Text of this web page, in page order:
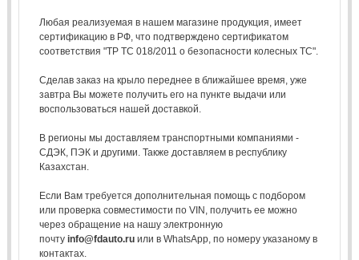
Любая реализуемая в нашем магазине продукция, имеет
сертификацию в РФ, что подтверждено сертификатом
соответствия "ТР ТС 018/2011 о безопасности колесных ТС".
Сделав заказ на крыло переднее в ближайшее время, уже
завтра Вы можете получить его на пункте выдачи или
воспользоваться нашей доставкой.
В регионы мы доставляем транспортными компаниями -
СДЭК, ПЭК и другими. Также доставляем в республику
Казахстан.
Если Вам требуется дополнительная помощь с подбором
или проверка совместимости по VIN, получить ее можно
через обращение на нашу электронную
почту info@fdauto.ruили в WhatsApp, по номеру указаному в
контактах.